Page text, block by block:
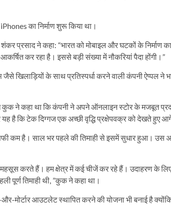
का निर्माण शुरू किया था।
प्रसाद ने कहा: “भारत को मोबाइल और घटकों के निर्माण
कर रहा है। इससे बड़ी संख्या में नौकरियां पैदा होंगी।”
खिलाड़ियों के साथ प्रतिस्पर्धा करने वाली कंपनी ऐप्पल ने
कुक ने कहा था कि कंपनी ने अपने ऑनलाइन स्टोर के मजबूत
यह है कि टेक दिग्गज एक अच्छी वृद्धि प्रक्षेपवक्र को देखते हुए
कम है। साल भर पहले की तिमाही से इसमें सुधार हुआ। उस
करते हैं। हम क्षेत्र में कई चीजें कर रहे हैं। उदाहरण के
पूर्ण तिमाही थी, ”कुक ने कहा था।
आउटलेट स्थापित करने की योजना भी बनाई है क्योंकि